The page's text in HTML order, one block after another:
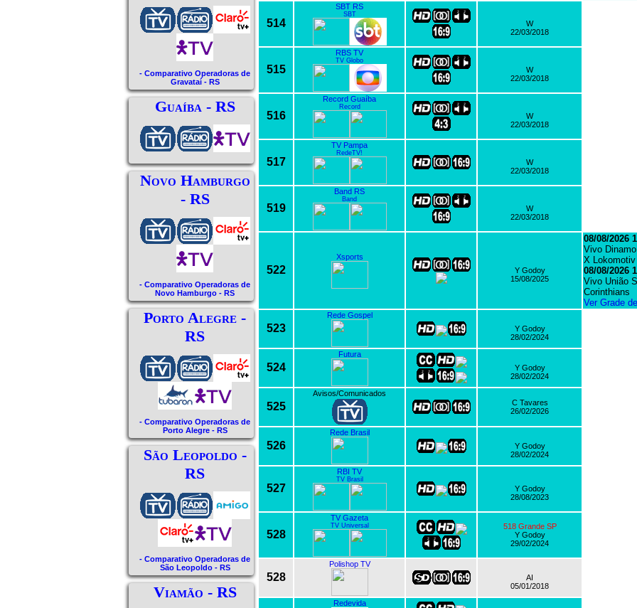
- Comparativo Operadoras de
Gravataí - RS
Guaíba - RS
Novo Hamburgo
- RS
- Comparativo Operadoras de
Novo Hamburgo - RS
Porto Alegre -
RS
- Comparativo Operadoras de
Porto Alegre - RS
São Leopoldo -
RS
- Comparativo Operadoras de
São Leopoldo - RS
Viamão - RS
514
SBT RS
SBT
W
22/03/2018
515
RBS TV
TV Globo
W
22/03/2018
516
Record Guaíba
Record
W
22/03/2018
517
TV Pampa
RedeTV!
W
22/03/2018
519
Band RS
Band
W
22/03/2018
522
Xsports
Y Godoy
15/08/2025
08/08/2026
Vivo
X
08/08/2026
Vivo União
Corinthians
Ver Grade
523
Rede Gospel
Y Godoy
28/02/2024
524
Futura
Y Godoy
28/02/2024
525
Avisos/Comunicados
C Tavares
26/02/2026
526
Rede Brasil
Y Godoy
28/02/2024
527
RBI TV
TV Brasil
Y Godoy
28/08/2023
528
TV Gazeta
TV Universal
518 Grande SP
Y Godoy
29/02/2024
528
Polishop TV
AI
05/01/2018
Redevida